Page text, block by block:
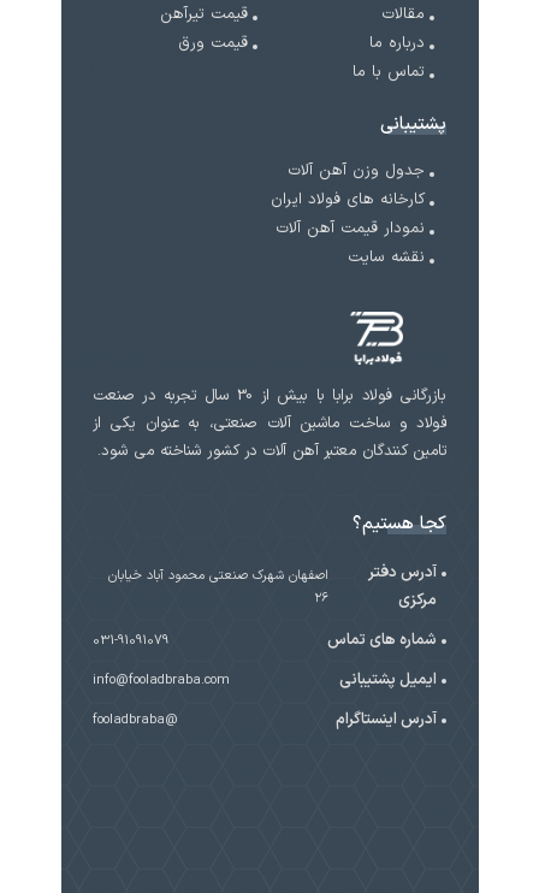
مقالات
درباره ما
تماس با ما
قیمت تیرآهن
قیمت ورق
پشتیبانی
جدول وزن آهن آلات
کارخانه های فولاد ایران
نمودار قیمت آهن آلات
نقشه سایت
بازرگانی فولاد برابا با بیش از 30 سال تجربه در صنعت
فولاد و ساخت ماشین آلات صنعتی، به عنوان یکی از
تامین کنندگان معتبر آهن آلات در کشور شناخته می شود.
کجا هستیم؟
آدرس دفتر
مرکزی
اصفهان شهرک صنعتی محمود آباد خیابان
۲۶
شماره های تماس 031-91091079
ایمیل پشتیبانی info@fooladbraba.com
آدرس اینستاگرام @fooladbraba